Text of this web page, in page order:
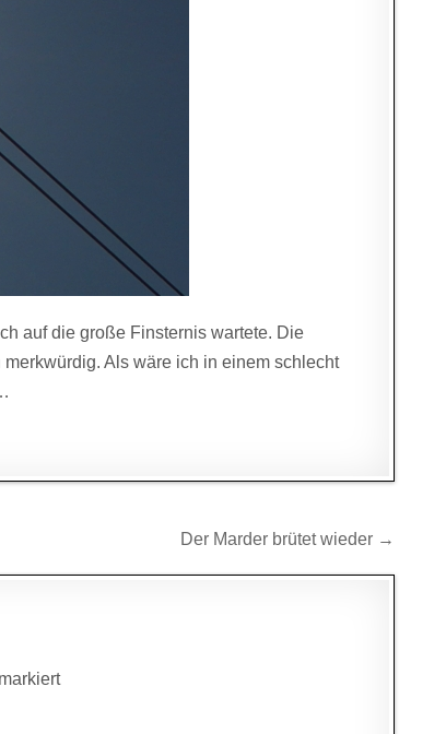
auf die große Finsternis wartete. Die
Als wäre ich in einem schlecht
Der Marder brütet wieder →
markiert